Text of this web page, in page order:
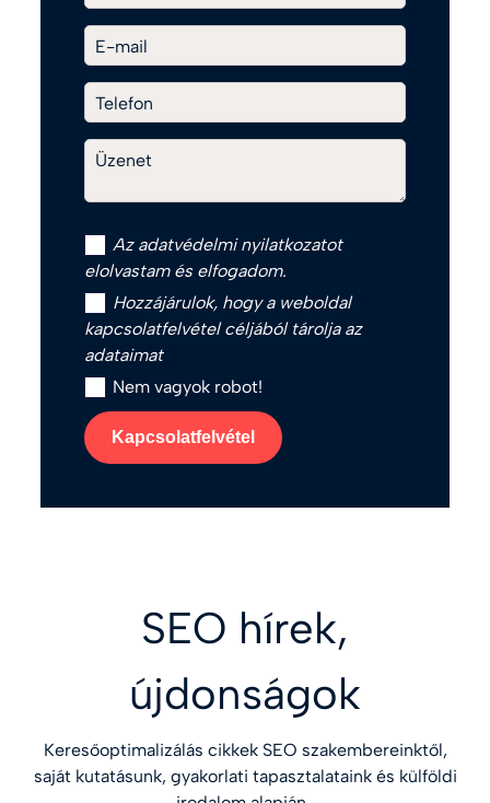
E-mail
Telefon
Üzenet
Az adatvédelmi nyilatkozatot
elolvastam és elfogadom.
Hozzájárulok, hogy a weboldal
kapcsolatfelvétel céljából tárolja az
adataimat
Nem vagyok robot!
Kapcsolatfelvétel
SEO hírek,
újdonságok
Keresőoptimalizálás cikkek SEO szakembereinktől,
saját kutatásunk, gyakorlati tapasztalataink és külföldi